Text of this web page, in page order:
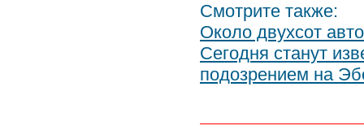
Смотрите также:
Около двухсот
Сегодня станут
подозрением на